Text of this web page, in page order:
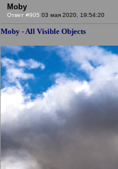
Moby
Ответ #905 03 мая 2020, 19:54:20
Moby - All Visible Objects